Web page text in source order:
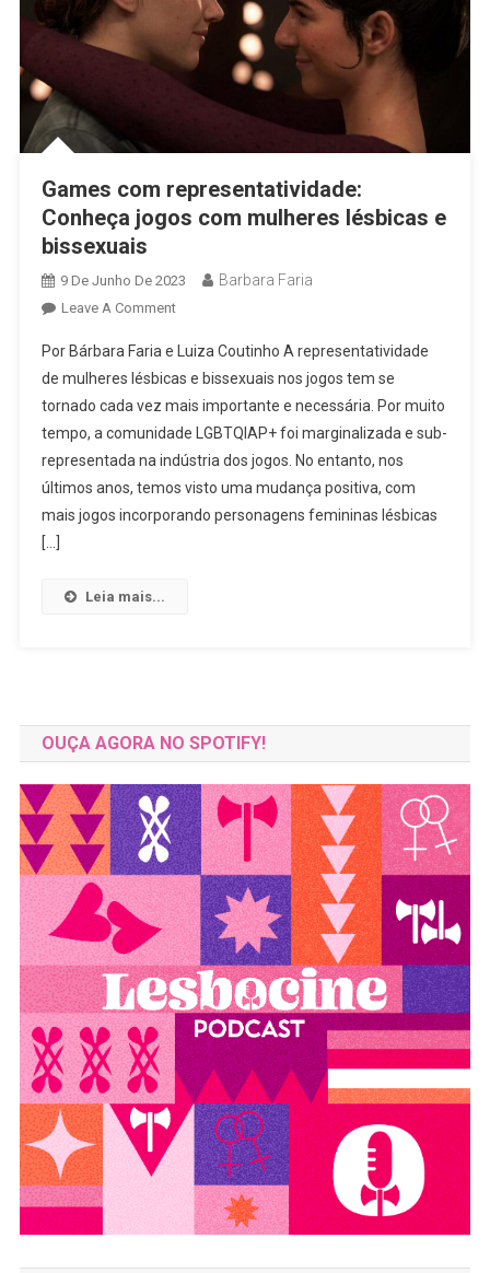
Games com representatividade:
Conheça jogos com mulheres lésbicas e
bissexuais
9 De Junho De 2023 Barbara Faria
Leave A CommentOn
Com
Representatividade:
Conheça
Jogos
Com
Mulheres
Lésbicas
Por Bárbara Faria e Luiza Coutinho A representatividade
de mulheres lésbicas e bissexuais nos jogos tem se
tornado cada vez mais importante e necessária. Por muito
tempo, a comunidade LGBTQIAP+ foi marginalizada e sub-
representada na indústria dos jogos. No entanto, nos
últimos anos, temos visto uma mudança positiva, com
mais jogos incorporando personagens femininas lésbicas
[…]
Leia mais...
OUÇA AGORA NO SPOTIFY!